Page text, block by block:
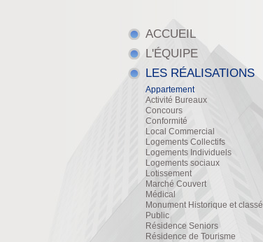
ACCUEIL
L'ÉQUIPE
LES RÉALISATIONS
Appartement
Activité Bureaux
Concours
Conformité
Local Commercial
Logements Collectifs
Logements Individuels
Logements sociaux
Lotissement
Marché Couvert
Médical
Monument Historique et classé
Public
Résidence Seniors
Résidence de Tourisme